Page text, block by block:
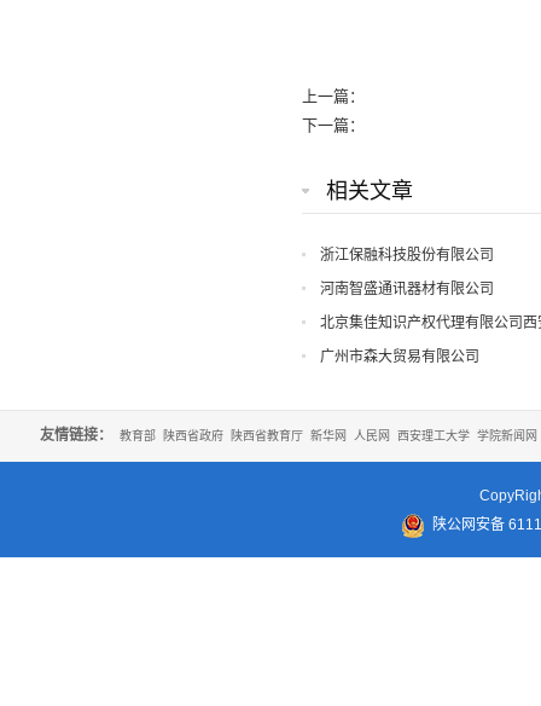
上一篇：
下一篇：
相关文章
浙江保融科技股份有限公司
河南智盛通讯器材有限公司
北京集佳知识产权代理有限公司西
广州市森大贸易有限公司
友情链接： 教育部 陕西省政府 陕西省教育厅 新华网 人民网 西安理工大学 学院新闻网
陕公网安备